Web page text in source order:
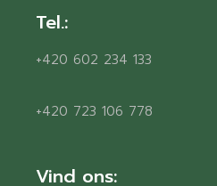
Tel.:
+420 602 234 133
+420 723 106 778
Vind ons: